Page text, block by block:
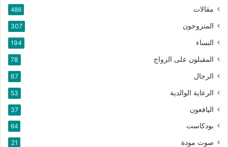
مقالات 486
المتزوجون 307
النساء 194
المقبلون على الزواج 78
الرجال 67
الرعاية الوالدية 53
اليافعون 37
بودكاست 64
صوت مودة 21